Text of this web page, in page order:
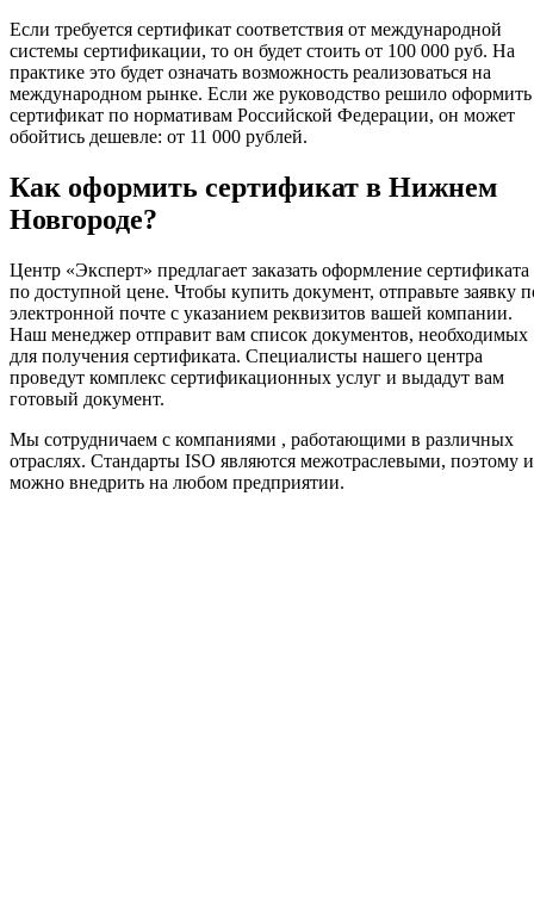
Если требуется сертификат соответствия от международной
системы сертификации, то он будет стоить от 100 000 руб. На
практике это будет означать возможность реализоваться на
международном рынке. Если же руководство решило оформить
сертификат по нормативам Российской Федерации, он может
обойтись дешевле: от 11 000 рублей.
Как оформить сертификат в Нижнем
Новгороде?
Центр «Эксперт» предлагает заказать оформление сертификата
по доступной цене. Чтобы купить документ, отправьте заявку
электронной почте с указанием реквизитов вашей компании.
Наш менеджер отправит вам список документов, необходимых
для получения сертификата. Специалисты нашего центра
проведут комплекс сертификационных услуг и выдадут вам
готовый документ.
Мы сотрудничаем с компаниями , работающими в различных
отраслях. Стандарты ISO являются межотраслевыми, поэтому
можно внедрить на любом предприятии.